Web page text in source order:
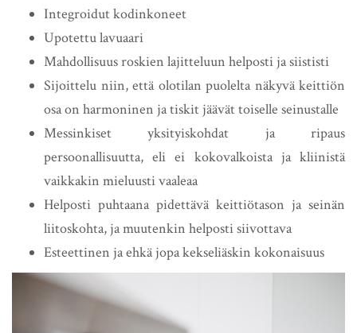
Integroidut kodinkoneet
Upotettu lavuaari
Mahdollisuus roskien lajitteluun helposti ja siististi
Sijoittelu niin, että olotilan puolelta näkyvä keittiön
osa on harmoninen ja tiskit jäävät toiselle seinustalle
Messinkiset yksityiskohdat ja ripaus
persoonallisuutta, eli ei kokovalkoista ja kliinistä
vaikkakin mieluusti vaaleaa
Helposti puhtaana pidettävä keittiötason ja seinän
liitoskohta, ja muutenkin helposti siivottava
Esteettinen ja ehkä jopa kekseliäskin kokonaisuus